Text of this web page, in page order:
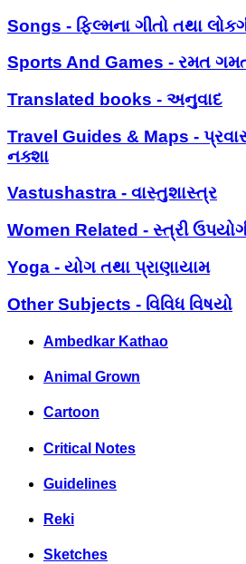
Songs - ફિલ્મના ગીતો તથા
Sports And Games - રમત
Translated books - અનુવાદ
Travel Guides & Maps -
નક્શા
Vastushastra - વાસ્તુશાસ્ત્ર
Women Related - સ્ત્રી
Yoga - યોગ તથા પ્રાણાયામ
Other Subjects - વિવિધ વિષયો
Ambedkar Kathao
Animal Grown
Cartoon
Critical Notes
Guidelines
Reki
Sketches